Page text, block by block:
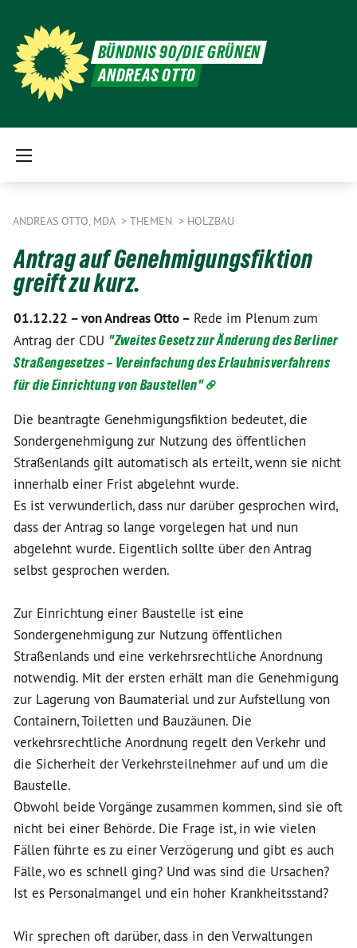
BÜNDNIS 90/DIE GRÜNEN
ANDREAS OTTO
ANDREAS OTTO, MDA THEMEN HOLZBAU
Antrag auf Genehmigungsfiktion
greift zu kurz.
01.12.22 –von Andreas Otto – Rede im Plenum zum
Antrag der CDU "Zweites Gesetz zur Änderung des Berliner
Straßengesetzes – Vereinfachung des Erlaubnisverfahrens
für die Einrichtung von Baustellen"
Die beantragte Genehmigungsfiktion bedeutet, die
Sondergenehmigung zur Nutzung des öffentlichen
Straßenlands gilt automatisch als erteilt, wenn sie nicht
innerhalb einer Frist abgelehnt wurde.
Es ist verwunderlich, dass nur darüber gesprochen wird,
dass der Antrag so lange vorgelegen hat und nun
abgelehnt wurde. Eigentlich sollte über den Antrag
selbst gesprochen werden.
Zur Einrichtung einer Baustelle ist eine
Sondergenehmigung zur Nutzung öffentlichen
Straßenlands und eine verkehrsrechtliche Anordnung
notwendig. Mit der ersten erhält man die Genehmigung
zur Lagerung von Baumaterial und zur Aufstellung von
Containern, Toiletten und Bauzäunen. Die
verkehrsrechtliche Anordnung regelt den Verkehr und
die Sicherheit der Verkehrsteilnehmer auf und um die
Baustelle.
Obwohl beide Vorgänge zusammen kommen, sind sie oft
nicht bei einer Behörde. Die Frage ist, in wie vielen
Fällen führte es zu einer Verzögerung und gibt es auch
Fälle, wo es schnell ging? Und was sind die Ursachen?
Ist es Personalmangel und ein hoher Krankheitsstand?
Wir sprechen oft darüber, dass in den Verwaltungen